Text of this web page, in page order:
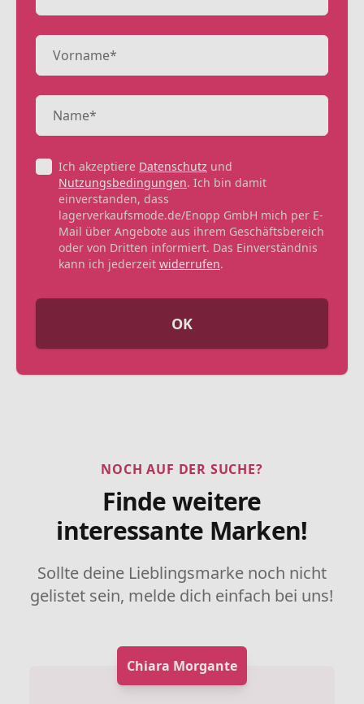
Ich akzeptiere Datenschutz und
Nutzungsbedingungen. Ich bin damit
einverstanden, dass
lagerverkaufsmode.de/Enopp GmbH mich per E-
Mail über Angebote aus ihrem Geschäftsbereich
oder von Dritten informiert. Das Einverständnis
kann ich jederzeit widerrufen.
OK
NOCH AUF DER SUCHE?
Finde weitere
interessante Marken!
Sollte deine Lieblingsmarke noch nicht
gelistet sein, melde dich einfach bei uns!
Chiara Morgante